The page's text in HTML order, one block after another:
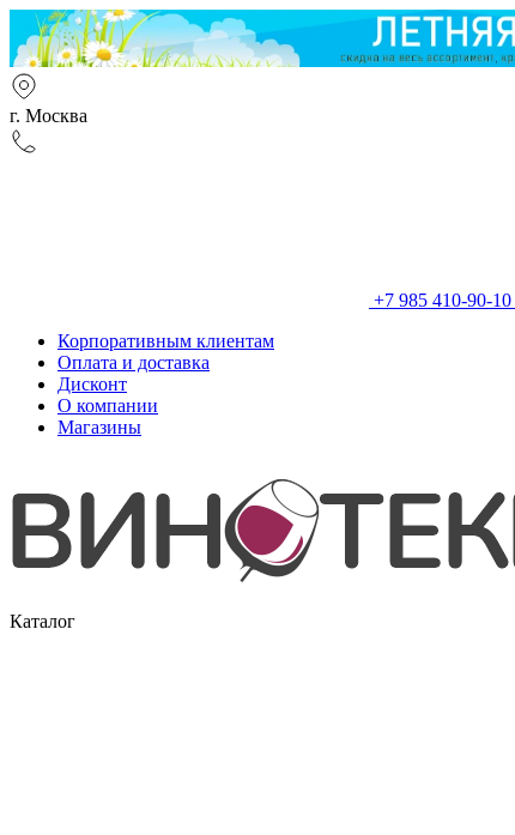
г. Москва
+7 985 410-90-10
Корпоративным клиентам
Оплата и доставка
Дисконт
О компании
Магазины
Каталог